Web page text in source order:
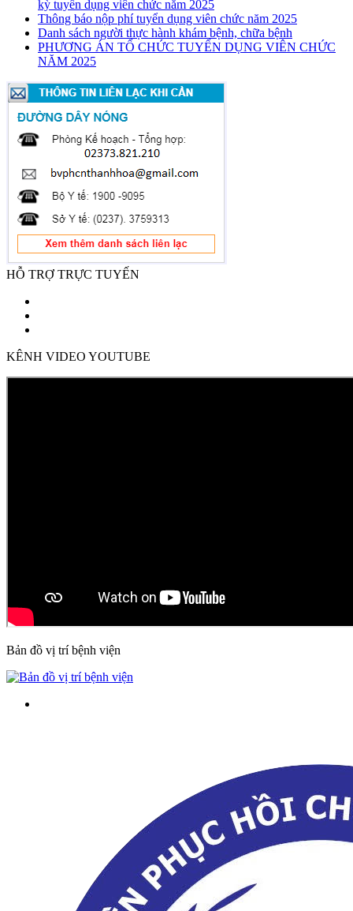
kỳ tuyển dụng viên chức năm 2025
Thông báo nộp phí tuyển dụng viên chức năm 2025
Danh sách người thực hành khám bệnh, chữa bệnh
PHƯƠNG ÁN TỔ CHỨC TUYỂN DỤNG VIÊN CHỨC
NĂM 2025
HỖ TRỢ TRỰC TUYẾN
KÊNH VIDEO YOUTUBE
Bản đồ vị trí bệnh viện